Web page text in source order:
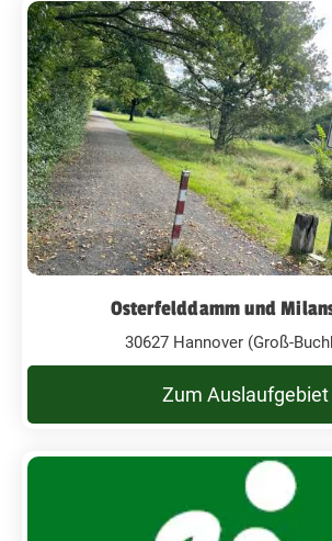
Osterfelddamm und
30627 Hannover (Groß-
Zum Auslaufgebiet